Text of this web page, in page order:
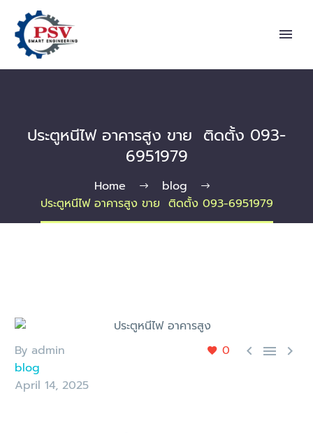
ประตูหนีไฟ อาคารสูง ขาย ติดตั้ง 093-
6951979
Home
blog
ประตูหนีไฟ อาคารสูง ขาย ติดตั้ง 093-6951979
0   
By admin
blog
April 14, 2025